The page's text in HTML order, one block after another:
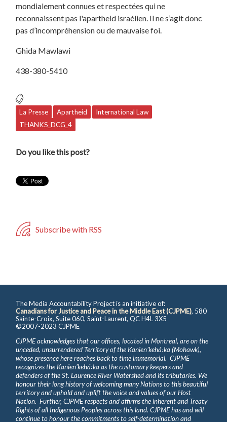
mondialement connues et respectées qui ne
reconnaissent pas l'apartheid israélien. Il ne s’agit donc
pas d’incompréhension ou de mauvaise foi.
Ghida Mawlawi
438-380-5410
La Presse Apartheid
International Law
THANKS_DCG_4
Do you like this post?
Subscribe with RSS
The Media Accountability Project is an initiative of:
Canadians for Justice and Peace in the Middle East (CJPME), 580
Sainte-Croix, Suite 060, Saint-Laurent, QC H4L 3X5
©2007-2023 CJPME
CJPME acknowledges that our offices, located in Montreal, are on the
unceded, unsurrendered Territory of the Kanienʼkehá꞉ka (Mohawk),
whose presence here reaches back to time immemorial. CJPME
recognizes the Kanienʼkehá꞉ka as the customary keepers and
defenders of the St. Laurence River Watershed and its tributaries. We
honour their long history of welcoming many Nations to this beautiful
territory and uphold and uplift the voice and values of our Host
Nation. Further, CJPME respects and affirms the inherent and Treaty
Rights of all Indigenous Peoples across this land. CJPME has and will
continue to honour the commitments to self-determination and